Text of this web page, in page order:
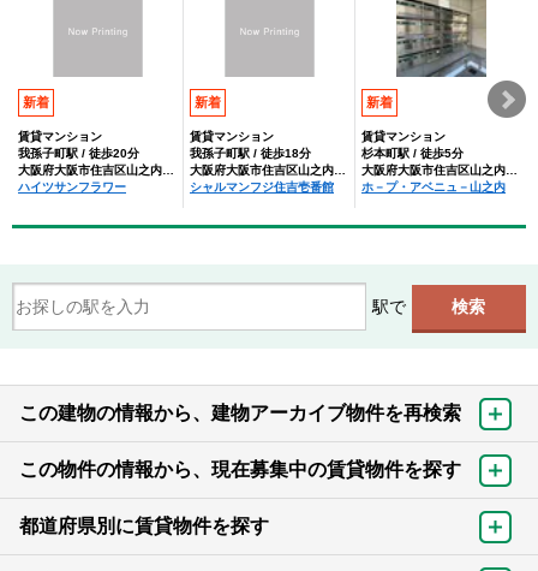
新着
賃貸マンション
我孫子町駅 / 徒歩20分
大阪府大阪市住吉区山之内３丁目
ハイツサンフラワー
新着
賃貸マンション
我孫子町駅 / 徒歩18分
大阪府大阪市住吉区山之内３丁目
シャルマンフジ住吉壱番館
新着
賃貸マンション
杉本町駅 / 徒歩5分
大阪府大阪市住吉区山之内４丁目
ホ－プ・アベニュ－山之内
駅で
この建物の情報から、建物アーカイブ物件を再検索
この物件の情報から、現在募集中の賃貸物件を探す
都道府県別に賃貸物件を探す